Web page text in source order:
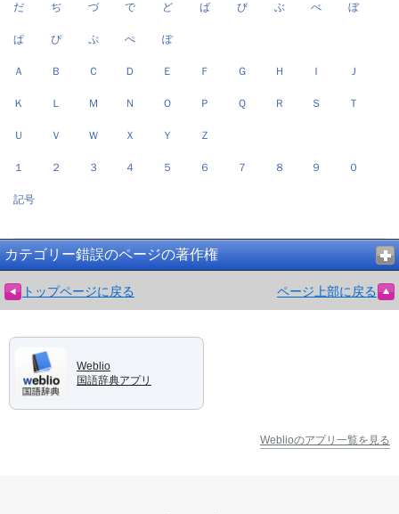
だ ぢ づ で ど ば び ぶ べ ぼ
ぱ ぴ ぷ ぺ ぽ
Ａ Ｂ Ｃ Ｄ Ｅ Ｆ Ｇ Ｈ Ｉ Ｊ
Ｋ Ｌ Ｍ Ｎ Ｏ Ｐ Ｑ Ｒ Ｓ Ｔ
Ｕ Ｖ Ｗ Ｘ Ｙ Ｚ
１ ２ ３ ４ ５ ６ ７ ８ ９ ０
記号
カテゴリー錯誤のページの著作権
トップページに戻る ページ上部に戻る
Weblio
国語辞典アプリ
Weblioのアプリ一覧を見る